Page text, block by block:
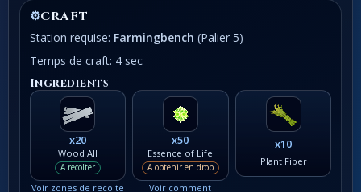
⚙CRAFT
Station requise: Farmingbench (Palier 5)
Temps de craft: 4 sec
Ingredients
x20
Wood All
A recolter
Voir zones de recolte
x50
Essence of Life
A obtenir en drop
Voir comment
x10
Plant Fiber